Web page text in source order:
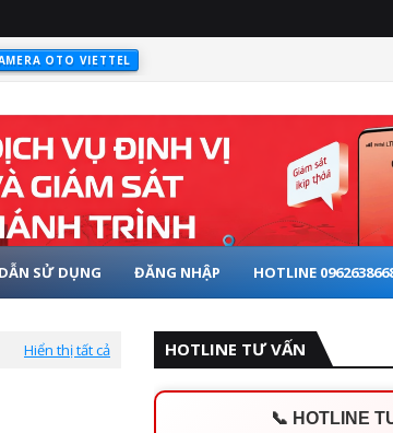
ĐỊNH VỊ VIETTEL CHO XE ĐẦU KÉO
SỬ DỤNG ĐĂNG NHẬP HOTLINE
Hiển thị tất cả HOTLINE TƯ VẤN
📞 HOTLINE